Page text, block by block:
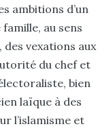
ambitions d’un
au sens
vexations aux
du chef et
bien
laïque à des
l’islamisme et